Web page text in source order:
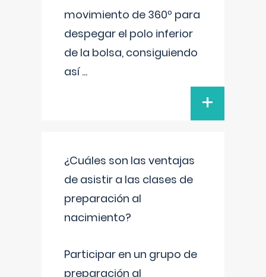
movimiento de 360º para
despegar el polo inferior
de la bolsa, consiguiendo
así...
+
¿Cuáles son las ventajas
de asistir a las clases de
preparación al
nacimiento?
Participar en un grupo de
preparación al